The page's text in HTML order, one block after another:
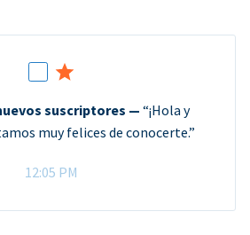
suscriptores — “¡Hola y
muy felices de conocerte.”
12:05 PM